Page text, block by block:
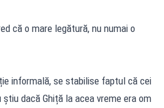
că o mare legătură, nu numai o
informală, se stabilise faptul că cei
dacă Ghiță la acea vreme era om